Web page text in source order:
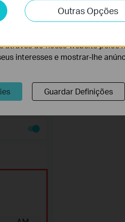
Outras Opções
suas atividades no nosso
através do nosso website pelos
interesses e mostrar-lhe
Guardar Definições